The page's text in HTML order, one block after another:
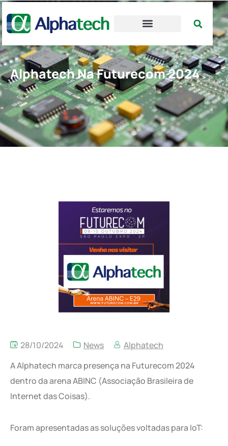
Alphatech Na Futurecom 2024
28/10/2024 News
Alphatech
A Alphatech marca presença na Futurecom 2024
dentro da arena ABINC (Associação Brasileira de
Internet das Coisas).
Foram apresentadas as soluções voltadas para IoT: